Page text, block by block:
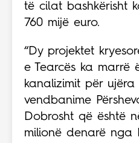
të cilat bashkërisht
760 mijë euro.
“Dy projektet
e Tearcës ka marrë
kanalizimit për
vendbanime
Dobrosht që është
milionë denarë nga